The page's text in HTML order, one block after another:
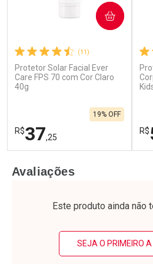
(11)
Protetor Solar Facial Ever
Care FPS 70 com Cor Claro
40g
R$37,25
19% OFF
COMPRAR
Laboratório
Por Menos
R$
Avaliações
Este produto ainda não
SEJA O PRIMEIRO